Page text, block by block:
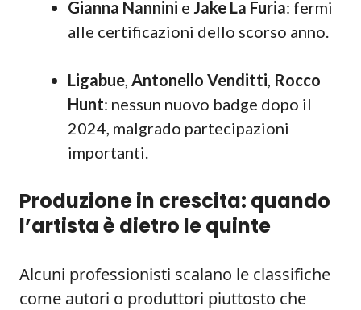
Gianna Nannini e Jake La Furia: fermi
alle certificazioni dello scorso anno.
Ligabue, Antonello Venditti, Rocco
Hunt: nessun nuovo badge dopo il
2024, malgrado partecipazioni
importanti.
Produzione in crescita: quando
l’artista è dietro le quinte
Alcuni professionisti scalano le classifiche
come autori o produttori piuttosto che